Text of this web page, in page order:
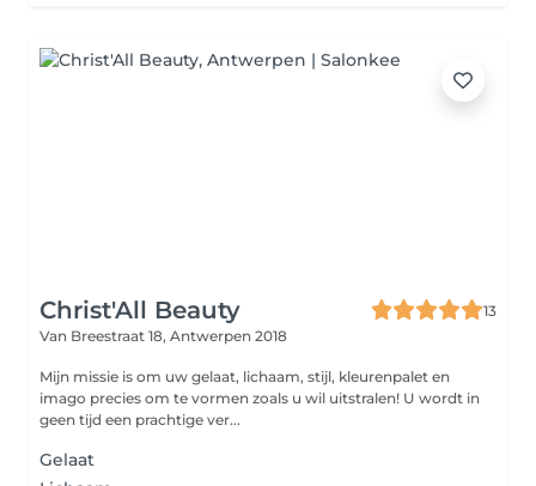
Christ'All Beauty
13
Van Breestraat 18, Antwerpen 2018
Mijn missie is om uw gelaat, lichaam, stijl, kleurenpalet en
imago precies om te vormen zoals u wil uitstralen! U wordt in
geen tijd een prachtige ver...
Gelaat